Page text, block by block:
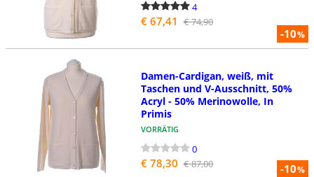
-10%
4
€ 67,41 € 74,90
-10%
Damen-Cardigan, weiß, mit
Taschen und V-Ausschnitt, 50%
Acryl - 50% Merinowolle, In
Primis
VORRÄTIG
0
€ 78,30 € 87,00